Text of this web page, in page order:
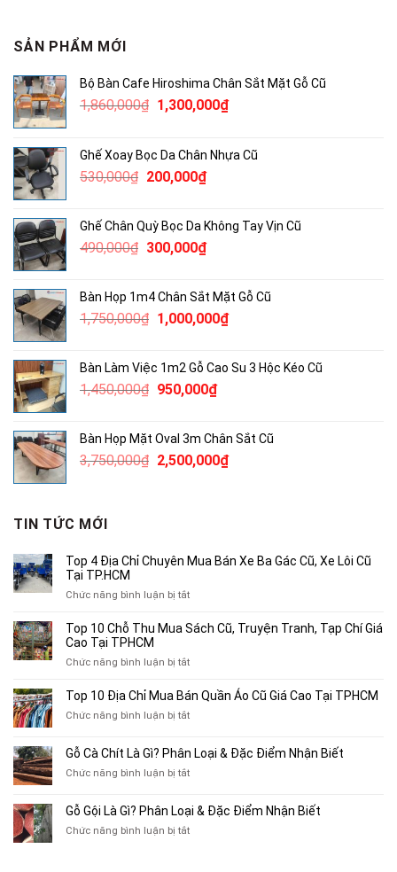
SẢN PHẨM MỚI
Bộ Bàn Cafe Hiroshima Chân Sắt Mặt Gỗ Cũ
1,860,000₫ Giá
1,860,000₫.
1,300,000₫Giá
là:
Ghế Xoay Bọc Da Chân Nhựa Cũ
530,000₫ Giá
530,000₫.
200,000₫Giá
là:
200,000₫.
Ghế Chân Quỳ Bọc Da Không Tay Vịn Cũ
490,000₫ Giá
490,000₫.
300,000₫Giá
là:
300,000₫.
Bàn Họp 1m4 Chân Sắt Mặt Gỗ Cũ
1,750,000₫ Giá
1,750,000₫.
1,000,000₫Giá
là:
Bàn Làm Việc 1m2 Gỗ Cao Su 3 Hộc Kéo Cũ
1,450,000₫ Giá
1,450,000₫.
950,000₫Giá
là:
950,000₫.
Bàn Họp Mặt Oval 3m Chân Sắt Cũ
3,750,000₫ Giá
2,500,000₫Giá
TIN TỨC MỚI
Top 4 Địa Chỉ Chuyên Mua Bán Xe Ba Gác Cũ, Xe Lôi Cũ
Tại TP.HCM
Chức năng bình luận bị tắtở
4
Chuyên
Bán
Xe
Cũ,
Xe
Cũ
TP.HCM
Top 10 Chỗ Thu Mua Sách Cũ, Truyện Tranh, Tạp Chí Giá
Cao Tại TPHCM
Chức năng bình luận bị tắtở
10
Thu
Sách
Tạp
Chí
Top 10 Địa Chỉ Mua Bán Quần Áo Cũ Giá Cao Tại TPHCM
Chức năng bình luận bị tắtở
Địa
Chỉ
Bán
Áo
Gỗ Cà Chít Là Gì? Phân Loại & Đặc Điểm Nhận Biết
Chức năng bình luận bị tắtở
Chít
Là
Gỗ Gội Là Gì? Phân Loại & Đặc Điểm Nhận Biết
Chức năng bình luận bị tắtở